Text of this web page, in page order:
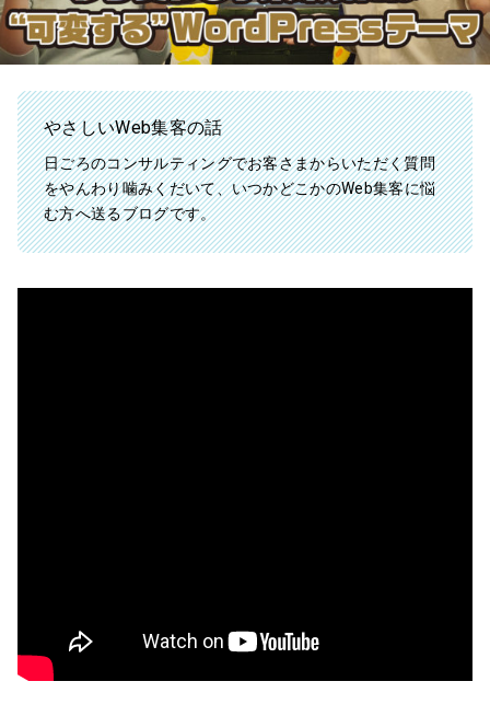
やさしいWeb集客の話
日ごろのコンサルティングでお客さまからいただく質問
をやんわり噛みくだいて、いつかどこかのWeb集客に悩
む方へ送るブログです。